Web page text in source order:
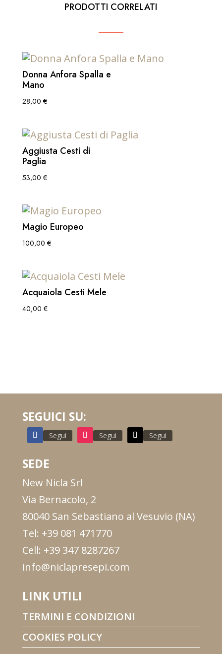
PRODOTTI CORRELATI
Donna Anfora Spalla e
Mano
28,00 €
Aggiusta Cesti di
Paglia
53,00 €
Magio Europeo
100,00 €
Acquaiola Cesti Mele
40,00 €
SEGUICI SU:
Segui Segui Segui
SEDE
New Nicla Srl
Via Bernacolo, 2
80040 San Sebastiano al Vesuvio (NA)
Tel: +39 081 471770
Cell: +39 347 8287267
info@niclapresepi.com
LINK UTILI
TERMINI E CONDIZIONI
COOKIES POLICY